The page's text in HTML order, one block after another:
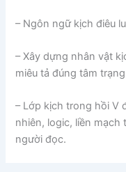
– Ngôn ngữ kịch điêu
– Xây dựng nhân vật
miêu tả đúng tâm
– Lớp kịch trong hồi V
nhiên, logic, liền mạch
người đọc.